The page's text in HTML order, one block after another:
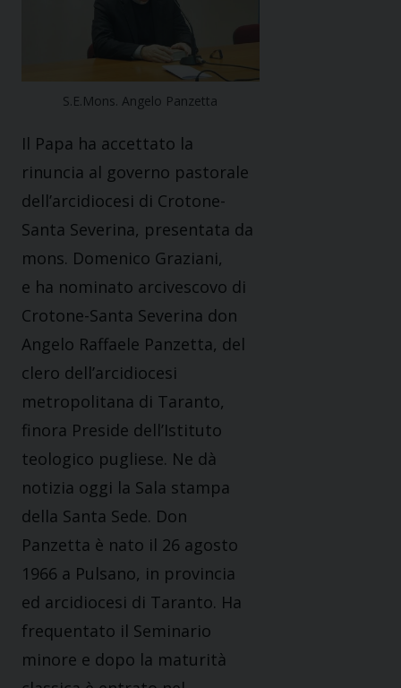
S.E.Mons. Angelo Panzetta
Il Papa ha accettato la
rinuncia al governo pastorale
dell’arcidiocesi di Crotone-
Santa Severina, presentata da
mons. Domenico Graziani,
e ha nominato arcivescovo di
Crotone-Santa Severina don
Angelo Raffaele Panzetta, del
clero dell’arcidiocesi
metropolitana di Taranto,
finora Preside dell’Istituto
teologico pugliese. Ne dà
notizia oggi la Sala stampa
della Santa Sede. Don
Panzetta è nato il 26 agosto
1966 a Pulsano, in provincia
ed arcidiocesi di Taranto. Ha
frequentato il Seminario
minore e dopo la maturità